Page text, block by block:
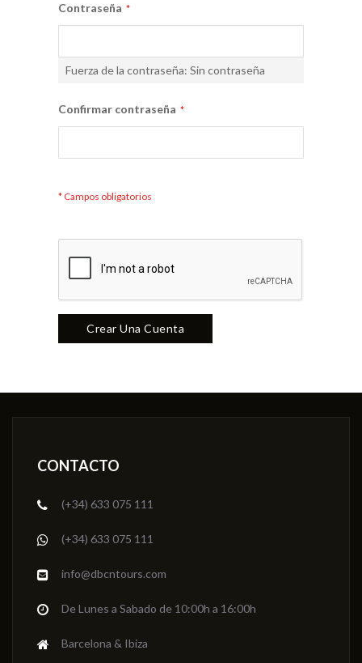
Contraseña
Fuerza de la contraseña: Sin contraseña
Confirmar contraseña
Crear Una Cuenta
CONTACTO
(+34) 633 075 111
(+34) 633 075 111
info@dbcntours.com
De Lunes a Sabado de 10:00h a 16:00h
Barcelona & Ibiza